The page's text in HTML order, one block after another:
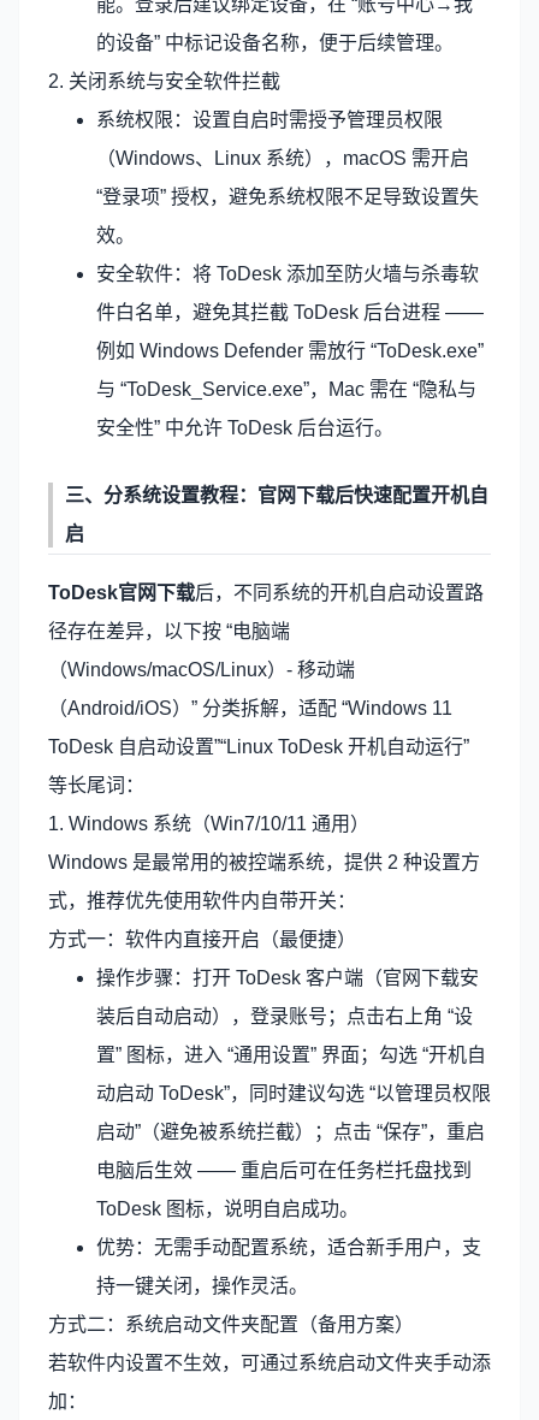
的设备” 中标记设备名称，便于后续管理。
2. 关闭系统与安全软件拦截
系统权限：设置自启时需授予管理员权限
（Windows、Linux 系统），macOS 需开启
“登录项” 授权，避免系统权限不足导致设置失
效。
安全软件：将 ToDesk 添加至防火墙与杀毒软
件白名单，避免其拦截 ToDesk 后台进程 ——
例如 Windows Defender 需放行 “ToDesk.exe”
与 “ToDesk_Service.exe”，Mac 需在 “隐私与
安全性” 中允许 ToDesk 后台运行。
三、分系统设置教程：官网下载后快速配置开机自
启
ToDesk官网下载后，不同系统的开机自启动设置路
径存在差异，以下按 “电脑端
（Windows/macOS/Linux）- 移动端
（Android/iOS）” 分类拆解，适配 “Windows 11
ToDesk 自启动设置”“Linux ToDesk 开机自动运行”
等长尾词：
1. Windows 系统（Win7/10/11 通用）
Windows 是最常用的被控端系统，提供 2 种设置方
式，推荐优先使用软件内自带开关：
方式一：软件内直接开启（最便捷）
操作步骤：打开 ToDesk 客户端（官网下载安
装后自动启动），登录账号；点击右上角 “设
置” 图标，进入 “通用设置” 界面；勾选 “开机自
动启动 ToDesk”，同时建议勾选 “以管理员权限
启动”（避免被系统拦截）；点击 “保存”，重启
电脑后生效 —— 重启后可在任务栏托盘找到
ToDesk 图标，说明自启成功。
优势：无需手动配置系统，适合新手用户，支
持一键关闭，操作灵活。
方式二：系统启动文件夹配置（备用方案）
若软件内设置不生效，可通过系统启动文件夹手动添
加：